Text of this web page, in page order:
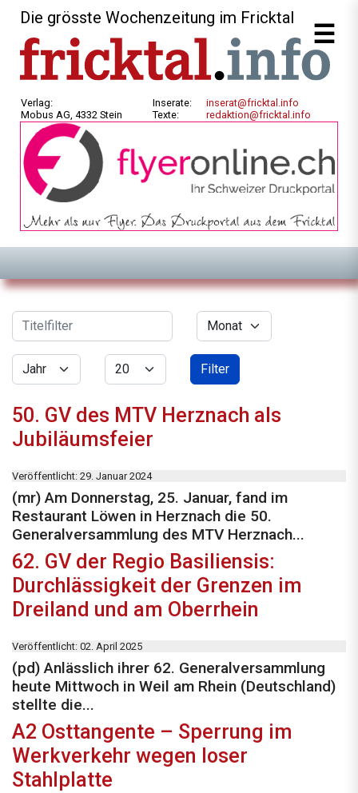
Die grösste Wochenzeitung im Fricktal
Verlag:
Mobus AG, 4332 Stein
Inserate:
Texte:
inserat@fricktal.info
redaktion@fricktal.info
Filter
Titelfilter Monat
Jahr Anzeige #
Filter
50. GV des MTV Herznach als
Jubiläumsfeier
Veröffentlicht: 29. Januar 2024
(mr) Am Donnerstag, 25. Januar, fand im
Restaurant Löwen in Herznach die 50.
Generalversammlung des MTV Herznach...
62. GV der Regio Basiliensis:
Durchlässigkeit der Grenzen im
Dreiland und am Oberrhein
Veröffentlicht: 02. April 2025
(pd) Anlässlich ihrer 62. Generalversammlung
heute Mittwoch in Weil am Rhein (Deutschland)
stellte die...
A2 Osttangente – Sperrung im
Werkverkehr wegen loser
Stahlplatte